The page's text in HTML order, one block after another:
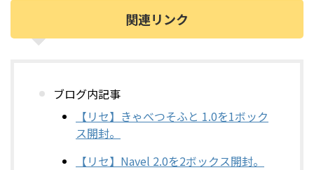
関連リンク
ブログ内記事
【リセ】きゃべつそふと 1.0を1ボック
ス開封。
【リセ】Navel 2.0を2ボックス開封。